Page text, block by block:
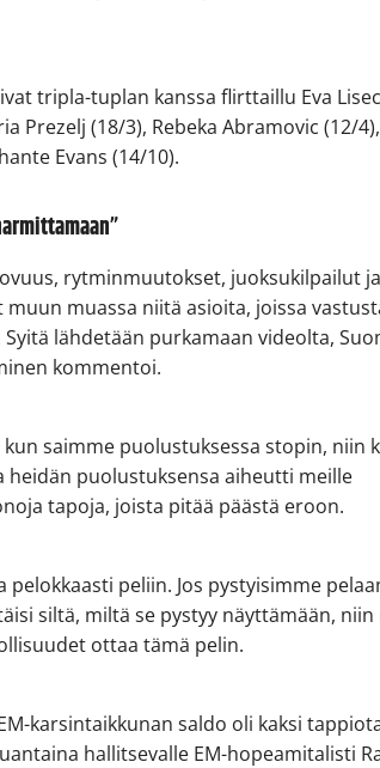
tripla-tuplan kanssa flirttaillu Eva Lisec
Prezelj (18/3), Rebeka Abramovic (12/
Evans (14/10).
rytminmuutokset, juoksukilpailut ja
muassa niitä asioita, joissa
lähdetään purkamaan videolta,
kommentoi.
saimme puolustuksessa stopin, niin
heidän puolustuksensa aiheutti meille
tapoja, joista pitää päästä eroon.
pelokkaasti peliin. Jos pystyisimme
siltä, miltä se pystyy näyttämään, niin
ottaa tämä pelin.
karsintaikkunan saldo oli kaksi
hallitsevalle EM-hopeamitalisti